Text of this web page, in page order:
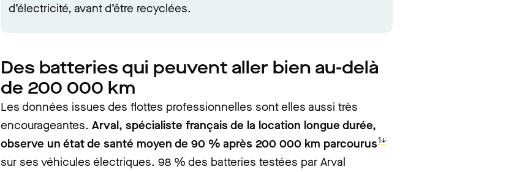
d’électricité, avant d’être recyclées.
Des batteries qui peuvent aller bien au-delà
de 200 000 km
Les données issues des flottes professionnelles sont elles aussi très
encourageantes. Arval, spécialiste français de la location longue durée,
observe un état de santé moyen de 90 % après 200 000 km parcourus1↓
sur ses véhicules électriques. 98 % des batteries testées par Arval